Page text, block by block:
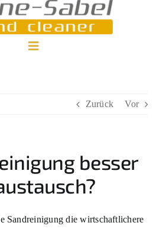
Toggle
Zurück Vor
besser
Sandreinigung die wirtschaftlichere